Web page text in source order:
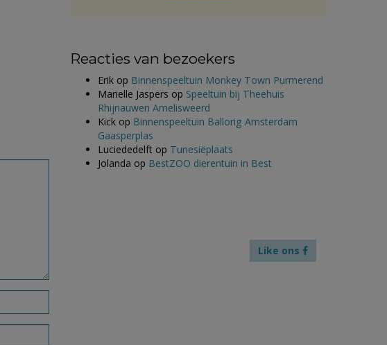
Reacties van bezoekers
Erik op Binnenspeeltuin Monkey Town Purmerend
Marielle Jaspers op Speeltuin bij Theehuis
Rhijnauwen Amelisweerd
Kick op Binnenspeeltuin Ballorig Amsterdam
Gaasperplas
Luciededelft op Tunesiëplaats
Jolanda op BestZOO dierentuin in Best
Like ons